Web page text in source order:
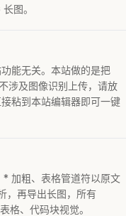
图。
能无关。本站做的是把
涉及图像识别上传，请放
粘到本站编辑器即可一键
加粗、表格管道符以原文
，再导出长图，所有
格、代码块视觉。